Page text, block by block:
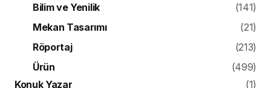
Bilim ve Yenilik
(141)
Mekan Tasarımı
(21)
Röportaj
(213)
Ürün
(499)
Konuk Yazar
(1)